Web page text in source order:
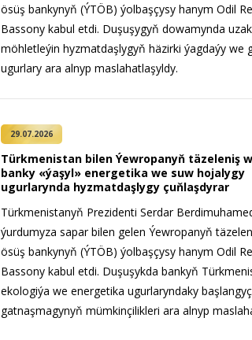
ösüş bankynyň (ÝTÖB) ýolbaşçysy hanym Odil
Bassony kabul etdi. Duşuşygyň dowamynda uzak
möhletleýin hyzmatdaşlygyň häzirki ýagdaýy we
ugurlary ara alnyp maslahatlaşyldy.
29.07.2026
Türkmenistan bilen Ýewropanyň täzeleniş
banky «ýaşyl» energetika we suw hojalygy
ugurlarynda hyzmatdaşlygy çuňlaşdyrar
Türkmenistanyň Prezidenti Serdar
ýurdumyza sapar bilen gelen Ýewropanyň
ösüş bankynyň (ÝTÖB) ýolbaşçysy hanym Odil
Bassony kabul etdi. Duşuşykda bankyň
ekologiýa we energetika ugurlaryndaky
gatnaşmagynyň mümkinçilikleri ara alnyp